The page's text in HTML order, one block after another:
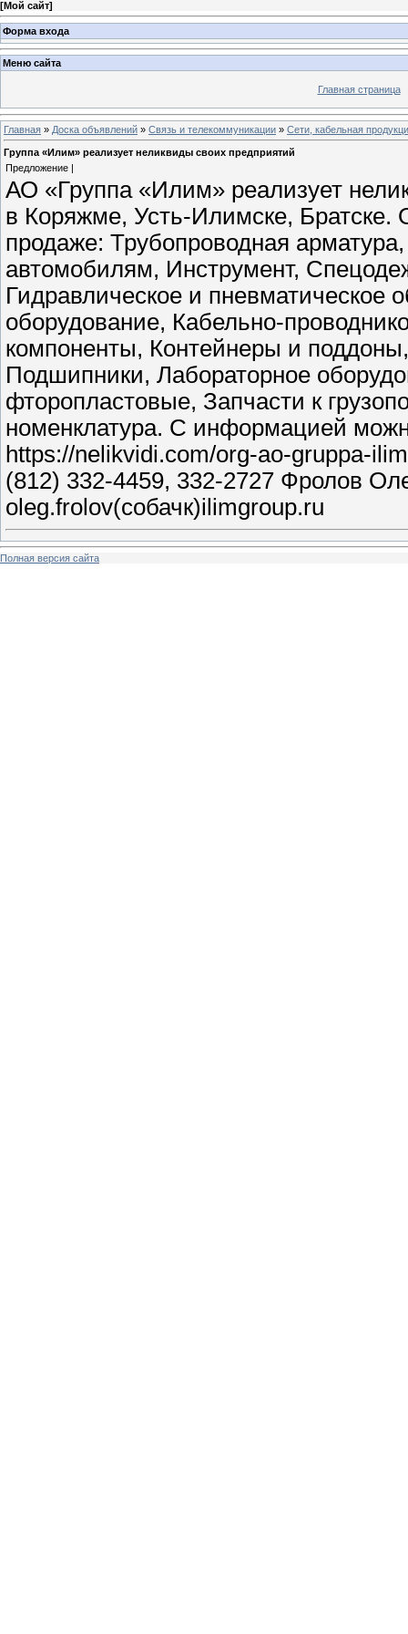
[Мой сайт]
Форма входа
Меню сайта
Главная страница
Главная » Доска объявлений » Связь и телекоммуникации » Сети, кабельная
Группа «Илим» реализует неликвиды своих предприятий
Предложение |
АО «Группа «Илим» реализует
в Коряжме, Усть-Илимске, Братске.
продаже: Трубопроводная
автомобилям, Инструмент,
Гидравлическое и пневматическое
оборудование, Кабельно-
компоненты, Контейнеры и
Подшипники, Лабораторное
фторопластовые, Запчасти к
номенклатура. С информацией
https://nelikvidi.com/org-ao-gruppa-
(812) 332-4459, 332-2727 Фролов
oleg.frolov(собачк)ilimgroup.ru
Полная версия сайта